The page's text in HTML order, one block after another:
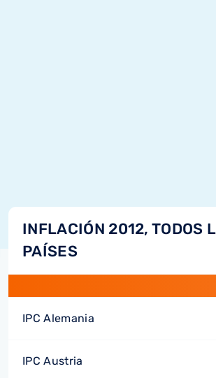
INFLACIÓN 2012, TODOS
PAÍSES
IPC Alemania
IPC Austria